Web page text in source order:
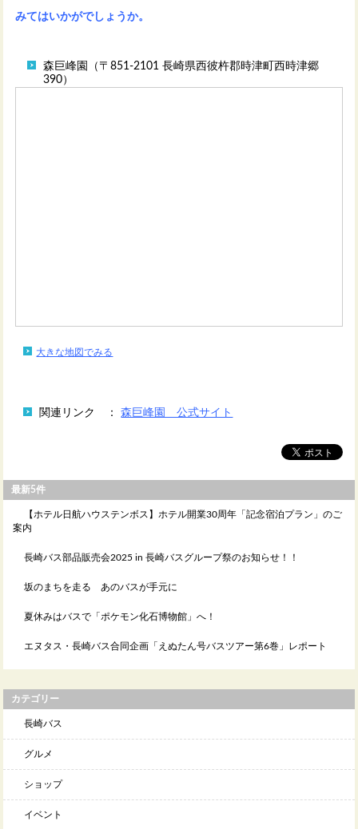
みてはいかがでしょうか。
森巨峰園（〒851-2101 長崎県西彼杵郡時津町西時津郷
390）
大きな地図でみる
関連リンク ：森巨峰園 公式サイト
最新5件
【ホテル日航ハウステンボス】ホテル開業30周年「記念宿泊プラン」のご
案内
長崎バス部品販売会2025 in 長崎バスグループ祭のお知らせ！！
坂のまちを走る あのバスが手元に
夏休みはバスで「ポケモン化石博物館」へ！
エヌタス・長崎バス合同企画「えぬたん号バスツアー第6巻」レポート
カテゴリー
長崎バス
グルメ
ショップ
イベント